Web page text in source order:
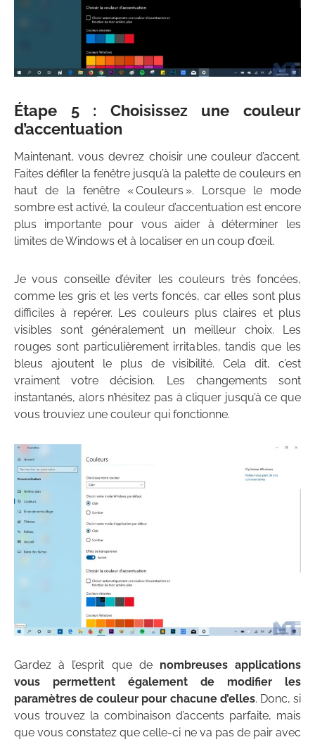
Étape 5 : Choisissez une couleur
d’accentuation
Maintenant, vous devrez choisir une couleur d’accent.
Faites défiler la fenêtre jusqu’à la palette de couleurs en
haut de la fenêtre « Couleurs ». Lorsque le mode
sombre est activé, la couleur d’accentuation est encore
plus importante pour vous aider à déterminer les
limites de Windows et à localiser en un coup d’œil.
Je vous conseille d’éviter les couleurs très foncées,
comme les gris et les verts foncés, car elles sont plus
difficiles à repérer. Les couleurs plus claires et plus
visibles sont généralement un meilleur choix. Les
rouges sont particulièrement irritables, tandis que les
bleus ajoutent le plus de visibilité. Cela dit, c’est
vraiment votre décision. Les changements sont
instantanés, alors n’hésitez pas à cliquer jusqu’à ce que
vous trouviez une couleur qui fonctionne.
Gardez à l’esprit que de nombreuses applications
vous permettent également de modifier les
paramètres de couleur pour chacune d’elles. Donc, si
vous trouvez la combinaison d’accents parfaite, mais
que vous constatez que celle-ci ne va pas de pair avec